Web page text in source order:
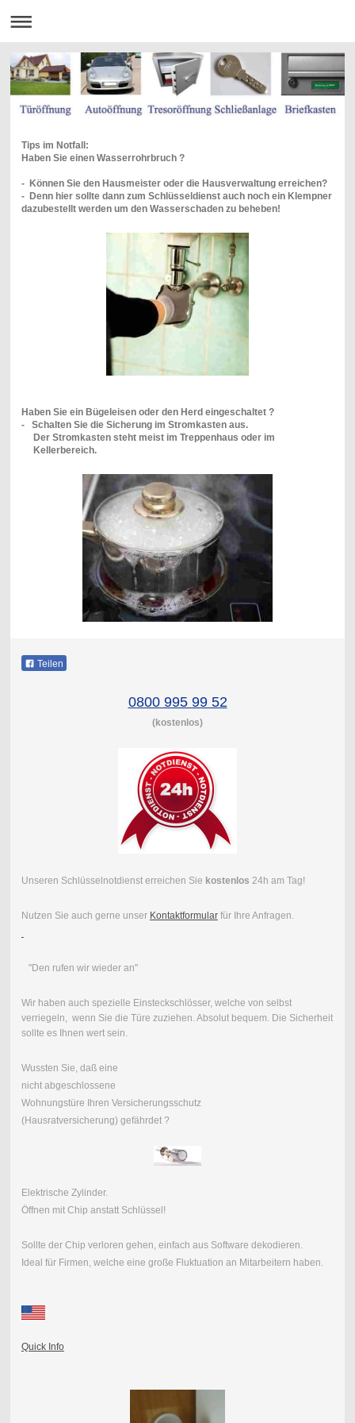
Tips im Notfall:
Haben Sie einen Wasserrohrbruch ?
- Können Sie den Hausmeister oder die Hausverwaltung erreichen?
- Denn hier sollte dann zum Schlüsseldienst auch noch ein Klempner
dazubestellt werden um den Wasserschaden zu beheben!
Haben Sie ein Bügeleisen oder den Herd eingeschaltet ?
- Schalten Sie die Sicherung im Stromkasten aus.
Der Stromkasten steht meist im Treppenhaus oder im
Kellerbereich.
Teilen
0800 995 99 52
(kostenlos)
Unseren Schlüsselnotdienst erreichen Sie kostenlos 24h am Tag!
Nutzen Sie auch gerne unser Kontaktformularfür Ihre Anfragen.
"Den rufen wir wieder an"
Wir haben auch spezielle Einsteckschlösser, welche von selbst
verriegeln, wenn Sie die Türe zuziehen. Absolut bequem. Die Sicherheit
sollte es Ihnen wert sein.
Wussten Sie, daß eine
nicht abgeschlossene
Wohnungstüre Ihren Versicherungsschutz
(Hausratversicherung) gefährdet ?
Elektrische Zylinder.
Öffnen mit Chip anstatt Schlüssel!
Sollte der Chip verloren gehen, einfach aus Software dekodieren.
Ideal für Firmen, welche eine große Fluktuation an Mitarbeitern haben.
Quick Info